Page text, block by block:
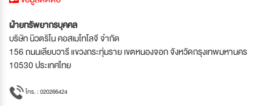
ฝ่ายทรัพยากรบุคคล
บริษัท นิวตริโน คอสเมโทโลจี จำกัด
156 ถนนเลียบวารี แขวงกระทุ่มราย เขตหนองจอก จังหวัดกรุงเทพมหานคร
10530 ประเทศไทย
โทร. : 020266424